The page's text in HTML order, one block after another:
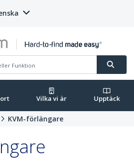
Vilka vi är Upptäck
KVM-förlängare